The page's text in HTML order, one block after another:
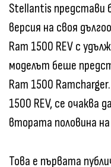
Stellantis представи
версия на своя
Ram 1500 REV с
моделът беше
Ram 1500
1500 REV, се очаква
втората половина
Това е първата